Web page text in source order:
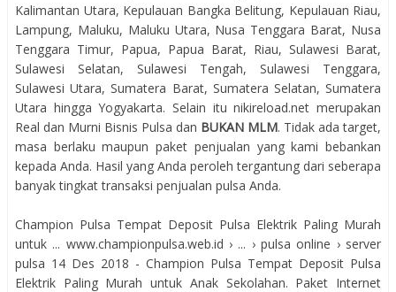
Kalimantan Utara, Kepulauan Bangka Belitung, Kepulauan Riau,
Lampung, Maluku, Maluku Utara, Nusa Tenggara Barat, Nusa
Tenggara Timur, Papua, Papua Barat, Riau, Sulawesi Barat,
Sulawesi Selatan, Sulawesi Tengah, Sulawesi Tenggara,
Sulawesi Utara, Sumatera Barat, Sumatera Selatan, Sumatera
Utara hingga Yogyakarta. Selain itu nikireload.net merupakan
Real dan Murni Bisnis Pulsa dan BUKAN MLM. Tidak ada target,
masa berlaku maupun paket penjualan yang kami bebankan
kepada Anda. Hasil yang Anda peroleh tergantung dari seberapa
banyak tingkat transaksi penjualan pulsa Anda.
Champion Pulsa Tempat Deposit Pulsa Elektrik Paling Murah
untuk ... www.championpulsa.web.id › ... › pulsa online › server
pulsa 14 Des 2018 - Champion Pulsa Tempat Deposit Pulsa
Elektrik Paling Murah untuk Anak Sekolahan. Paket Internet